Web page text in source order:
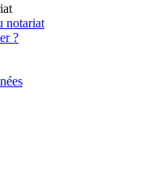
notariat
?